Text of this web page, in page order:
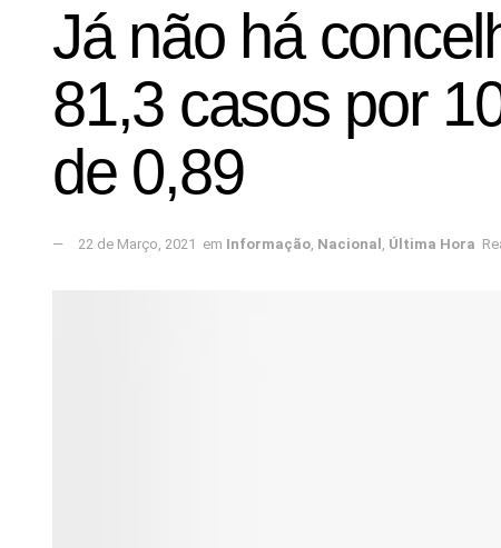
Já não há
81,3 casos por
de 0,89
22 de Março, 2021 em Informação, Nacional , Última Hora